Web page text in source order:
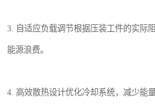
3. 自适应负载调节根据压装工件的实际
能源浪费。
4. 高效散热设计优化冷却系统，减少能